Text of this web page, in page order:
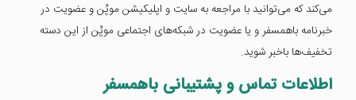
می‌کند که می‌توانید با مراجعه به سایت و اپلیکیشن موپُن و عضویت در
خبرنامه باهمسفر و یا عضویت در شبکه‌های اجتماعی موپُن از این دسته
تخفیف‌ها باخبر شوید.
اطلاعات تماس و پشتیبانی باهمسفر